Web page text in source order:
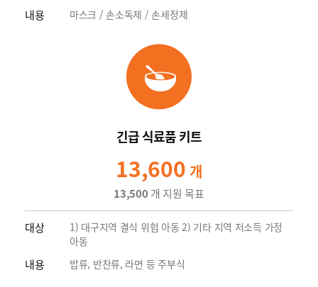
내용 마스크 / 손소독제 / 손세정제
긴급 식료품 키트
13,600 개
13,500 개 지원 목표
대상
1) 대구지역 결식 위험 아동 2) 기타 지역 저소득 가정
아동
내용 밥류, 반찬류, 라면 등 주부식